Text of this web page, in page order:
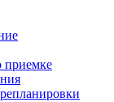
приемке